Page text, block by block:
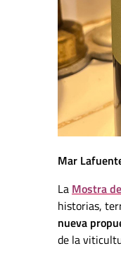
Mar
La Mostra
historias,
nueva
de la